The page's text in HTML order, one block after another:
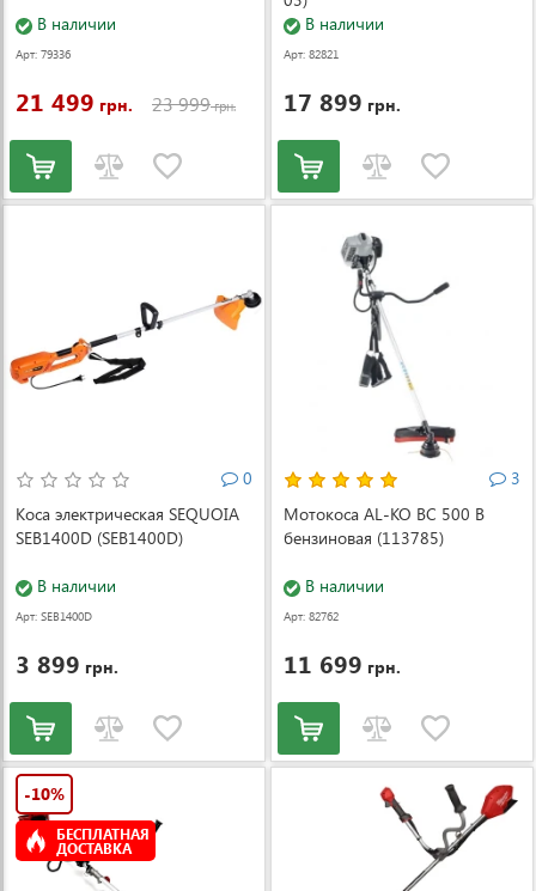
В наличии
Арт: 79336
21 499 грн. 23 999грн.
В наличии
Арт: 82821
17 899 грн.
0
Коса электрическая SEQUOIA
SEB1400D (SEB1400D)
В наличии
Арт: SEB1400D
3 899 грн.
3
Мотокоса AL-KO BC 500 B
бензиновая (113785)
В наличии
Арт: 82762
11 699 грн.
-10%
БЕСПЛАТНАЯ
ДОСТАВКА